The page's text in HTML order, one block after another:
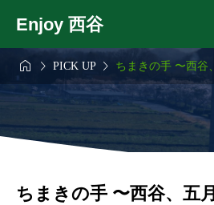
Enjoy 西谷
  PICK UP  ちまきの手 〜西谷
ちまきの手 〜西谷、五